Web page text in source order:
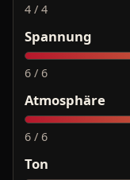
4 / 4
Spannung
6 / 6
Atmosphäre
6 / 6
Ton